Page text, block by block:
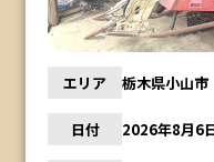
エリア 栃木県小山市
日付 2026年8月6